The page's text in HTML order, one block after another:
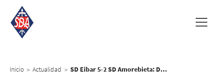
Inicio > Actualidad > SD Eibar 5-2 SD Amorebieta: Derrota en el primer amistoso de pretemporada